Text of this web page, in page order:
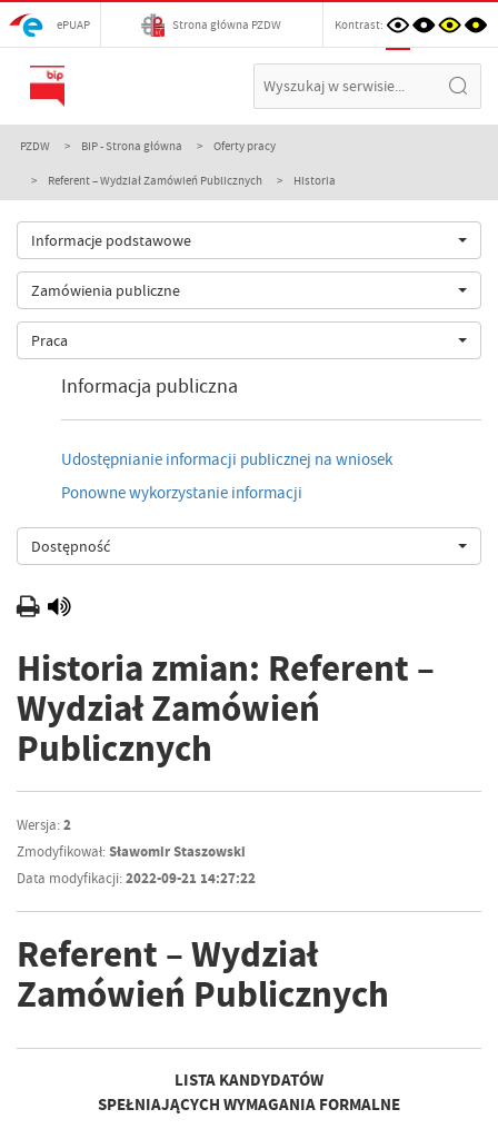
ePUAP Strona główna PZDW Kontrast:
PZDW BIP - Strona główna Oferty pracy
Referent – Wydział Zamówień Publicznych Historia
Informacje podstawowe
Zamówienia publiczne
Praca
Informacja publiczna
Udostępnianie informacji publicznej na wniosek
Ponowne wykorzystanie informacji
Dostępność
Historia zmian: Referent –
Wydział Zamówień
Publicznych
Wersja:2
Zmodyfikował:Sławomir Staszowski
Data modyfikacji:2022-09-21 14:27:22
Referent – Wydział
Zamówień Publicznych
LISTA KANDYDATÓW
SPEŁNIAJĄCYCH WYMAGANIA FORMALNE